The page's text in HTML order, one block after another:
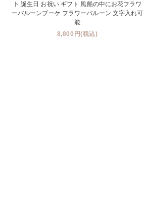
ト 誕生日 お祝い ギフト 風船の中にお花フラワ
ーバルーンブーケ フラワーバルーン 文字入れ可
能
8,800円(税込)